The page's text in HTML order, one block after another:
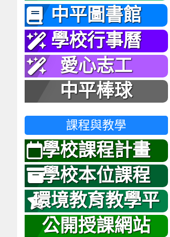
中平圖書館
學校行事曆
愛心志工
中平棒球
課程與教學
學校課程計畫
學校本位課程
環境教育教學平
台
公開授課網站